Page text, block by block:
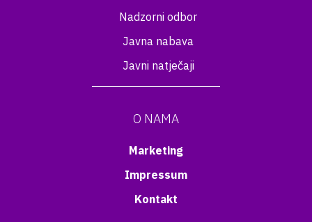
Nadzorni odbor
Javna nabava
Javni natječaji
O NAMA
Marketing
Impressum
Kontakt